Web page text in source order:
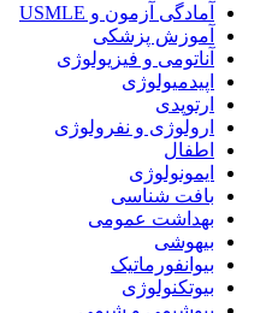
آمادگی آزمون و USMLE
آموزش پزشکی
آناتومی و فیزیولوژی
اپیدمیولوژی
ارتوپدی
ارولوژی و نفرولوژی
اطفال
ایمونولوژی
بافت شناسی
بهداشت عمومی
بیهوشی
بیوانفورماتیک
بیوتکنولوژی